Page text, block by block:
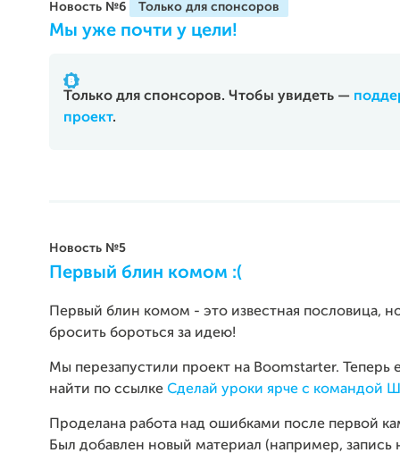
Новость №6
Мы уже почти у цели!
Только для спонсоров. Чтобы увидеть —
проект.
Новость №5
Первый блин комом :(
Первый блин комом - это известная пословица,
бросить бороться за идею!
Мы перезапустили проект на Boomstarter. Теперь
найти по ссылке Сделай уроки ярче с командой
Проделана работа над ошибками после первой
Был добавлен новый материал (например, запись